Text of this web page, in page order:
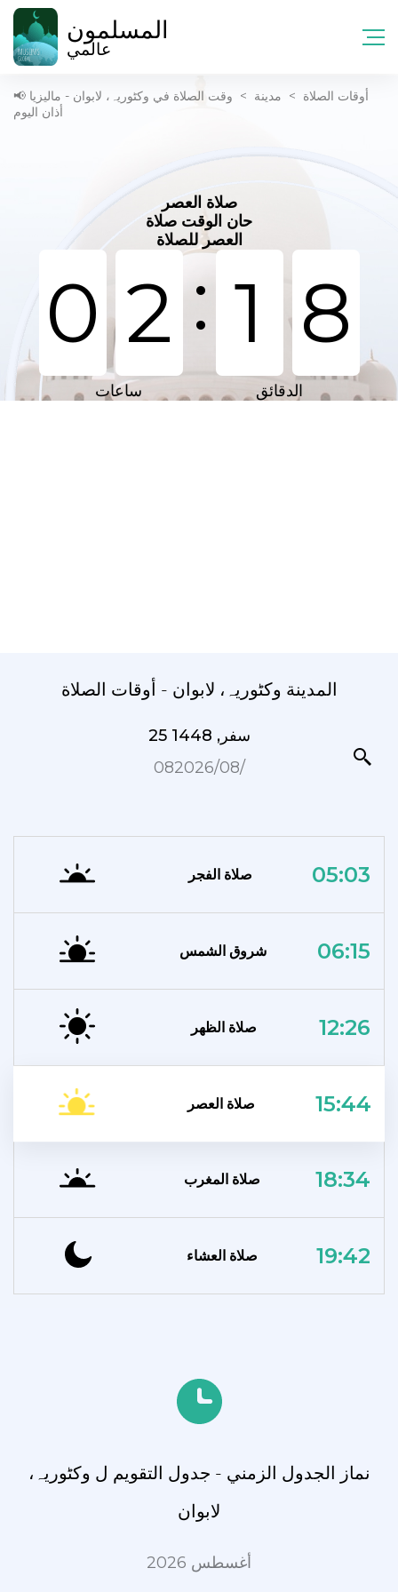
المسلمون
عالمي
أوقات الصلاة > مدينة > وقت الصلاة في وکٹوریہ، لابوان - ماليزيا 📢
أذان اليوم
صلاة العصر
حان الوقت صلاة
العصر للصلاة
0 2 : 1 8
ساعات الدقائق
المدينة وکٹوریہ، لابوان - أوقات الصلاة
25 سفر, 1448
08‏/08‏/2026
صلاة الفجر 05:03
شروق الشمس 06:15
صلاة الظهر 12:26
صلاة العصر 15:44
صلاة المغرب 18:34
صلاة العشاء 19:42
نماز الجدول الزمني - جدول التقويم ل وکٹوریہ،
لابوان
أغسطس 2026